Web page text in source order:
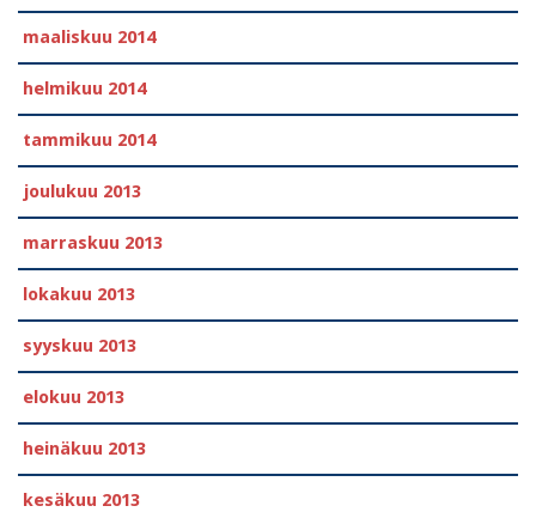
maaliskuu 2014
helmikuu 2014
tammikuu 2014
joulukuu 2013
marraskuu 2013
lokakuu 2013
syyskuu 2013
elokuu 2013
heinäkuu 2013
kesäkuu 2013